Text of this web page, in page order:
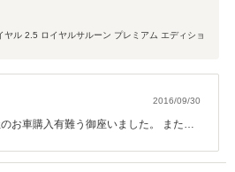
ヤル 2.5 ロイヤルサルーン プレミアム エディショ
2016/09/30
お車購入有難う御座いました。 また、